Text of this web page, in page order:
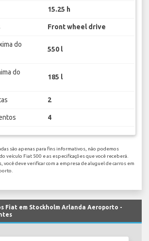
15.25 h
Front wheel drive
do
550 l
do
185 l
2
4
são apenas para fins informativos, não podemos
veículo Fiat 500 e as especificações que você receberá.
você deve verificar com a empresa de aluguel de carros em
Fiat em Stockholm Arlanda Aeroporto -